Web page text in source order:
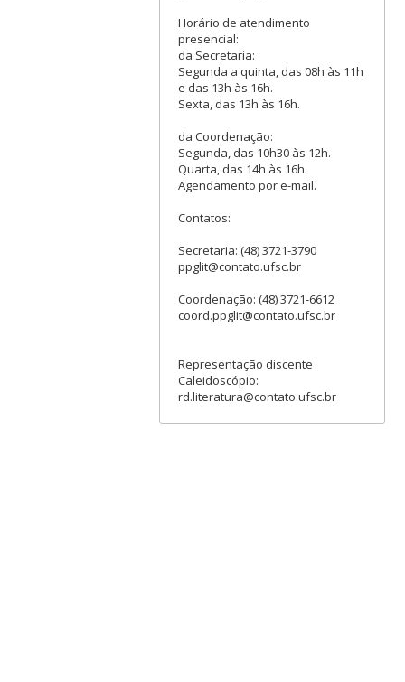
Horário de atendimento
presencial:
da Secretaria:
Segunda a quinta, das 08h às 11h
e das 13h às 16h.
Sexta, das 13h às 16h.
da Coordenação:
Segunda, das 10h30 às 12h.
Quarta, das 14h às 16h.
Agendamento por e-mail.
Contatos:
Secretaria: (48) 3721-3790
ppglit@contato.ufsc.br
Coordenação: (48) 3721-6612
coord.ppglit@contato.ufsc.br
Representação discente
Caleidoscópio:
rd.literatura@contato.ufsc.br